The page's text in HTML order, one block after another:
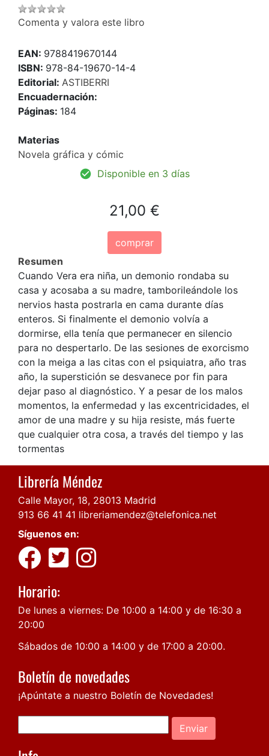
Comenta y valora este libro
EAN: 9788419670144
ISBN: 978-84-19670-14-4
Editorial: ASTIBERRI
Encuadernación:
Páginas: 184
Materias
Novela gráfica y cómic
Disponible en 3 días
21,00 €
comprar
Resumen
Cuando Vera era niña, un demonio rondaba su
casa y acosaba a su madre, tamborileándole los
nervios hasta postrarla en cama durante días
enteros. Si finalmente el demonio volvía a
dormirse, ella tenía que permanecer en silencio
para no despertarlo. De las sesiones de exorcismo
con la meiga a las citas con el psiquiatra, año tras
año, la superstición se desvanece por fin para
dejar paso al diagnóstico. Y a pesar de los malos
momentos, la enfermedad y las excentricidades, el
amor de una madre y su hija resiste, más fuerte
que cualquier otra cosa, a través del tiempo y las
tormentas
Librería Méndez
Calle Mayor, 18, 28013 Madrid
913 66 41 41 libreriamendez@telefonica.net
Síguenos en:
Horario:
De lunes a viernes: De 10:00 a 14:00 y de 16:30 a
20:00
Sábados de 10:00 a 14:00 y de 17:00 a 20:00.
Boletín de novedades
¡Apúntate a nuestro Boletín de Novedades!
Enviar